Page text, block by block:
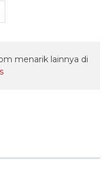
menarik lainnya di